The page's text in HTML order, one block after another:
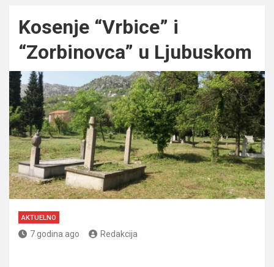
Kosenje “Vrbice” i
“Zorbinovca” u Ljubuskom
AKTUELNO
7 godina ago Redakcija